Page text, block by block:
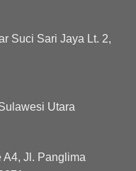
Suci Sari Jaya Lt. 2,
Utara
A4, Jl. Panglima